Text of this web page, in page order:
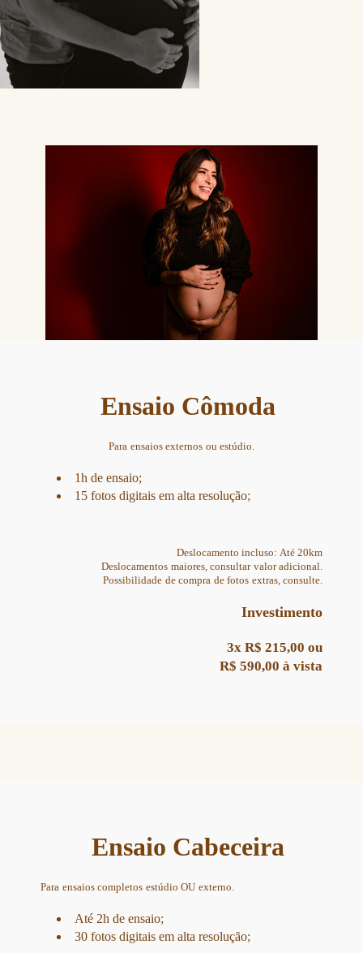
Ensaio Cômoda
Para ensaios externos ou estúdio.
1h de ensaio;
15 fotos digitais em alta resolução;
Deslocamento incluso: Até 20km
Deslocamentos maiores, consultar valor adicional.
Possibilidade de compra de fotos extras, consulte.
Investimento
3x R$ 215,00 ou
R$ 590,00 à vista
Ensaio Cabeceira
Para ensaios completos estúdio OU externo.
Até 2h de ensaio;
30 fotos digitais em alta resolução;